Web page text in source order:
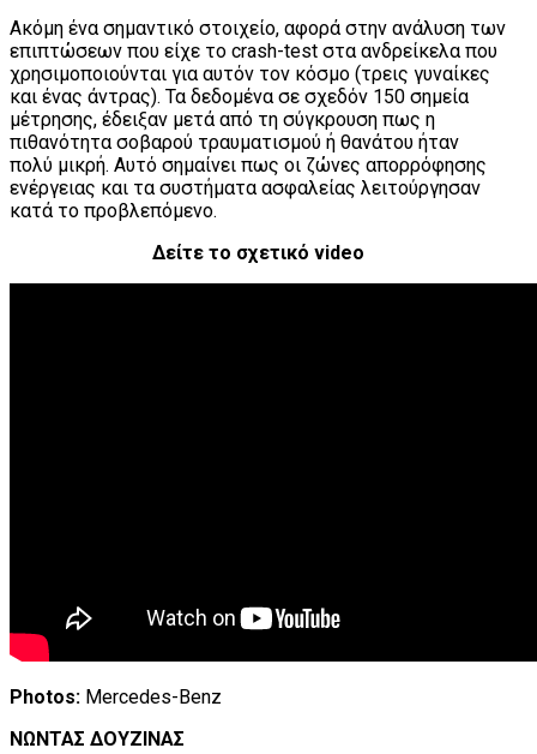
Ακόμη ένα σημαντικό στοιχείο, αφορά στην ανάλυση των
επιπτώσεων που είχε το crash-test στα ανδρείκελα που
χρησιμοποιούνται για αυτόν τον κόσμο (τρεις γυναίκες
και ένας άντρας). Τα δεδομένα σε σχεδόν 150 σημεία
μέτρησης, έδειξαν μετά από τη σύγκρουση πως η
πιθανότητα σοβαρού τραυματισμού ή θανάτου ήταν
πολύ μικρή. Αυτό σημαίνει πως οι ζώνες απορρόφησης
ενέργειας και τα συστήματα ασφαλείας λειτούργησαν
κατά το προβλεπόμενο.
Δείτε το σχετικό video
Photos: Mercedes-Benz
ΝΩΝΤΑΣ ΔΟΥΖΙΝΑΣ